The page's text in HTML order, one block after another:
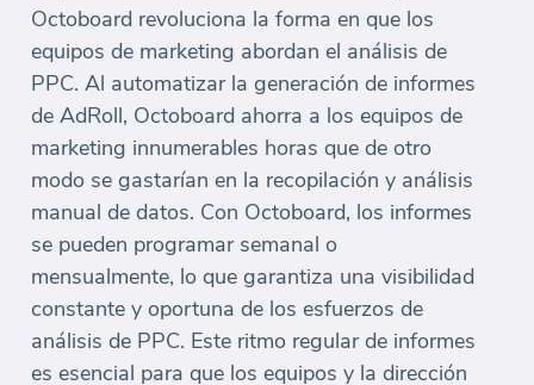
Octoboard revoluciona la forma en que los
equipos de marketing abordan el análisis de
PPC. Al automatizar la generación de informes
de AdRoll, Octoboard ahorra a los equipos de
marketing innumerables horas que de otro
modo se gastarían en la recopilación y análisis
manual de datos. Con Octoboard, los informes
se pueden programar semanal o
mensualmente, lo que garantiza una visibilidad
constante y oportuna de los esfuerzos de
análisis de PPC. Este ritmo regular de informes
es esencial para que los equipos y la dirección